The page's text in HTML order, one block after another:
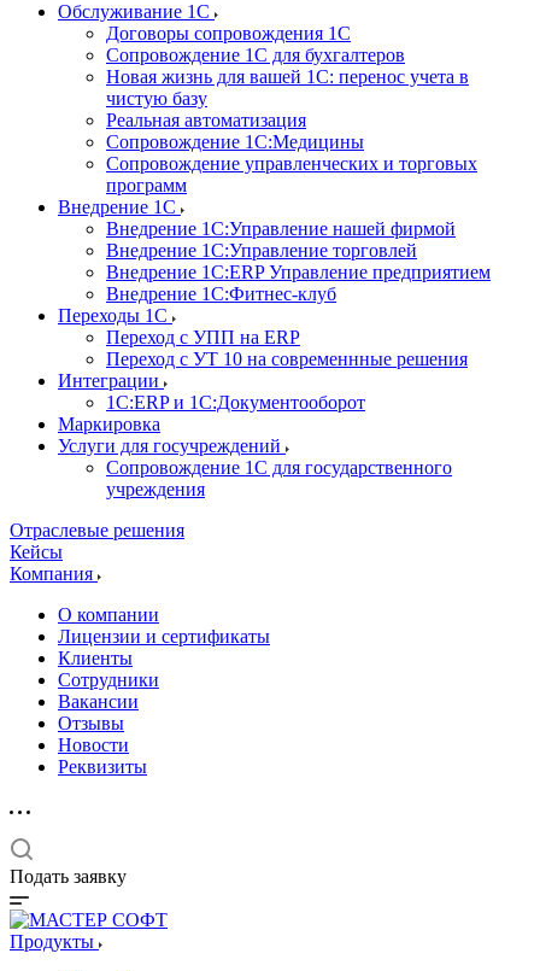
Обслуживание 1С
Договоры сопровождения 1С
Сопровождение 1С для бухгалтеров
Новая жизнь для вашей 1С: перенос учета в
чистую базу
Реальная автоматизация
Сопровождение 1С:Медицины
Сопровождение управленческих и торговых
программ
Внедрение 1С
Внедрение 1С:Управление нашей фирмой
Внедрение 1С:Управление торговлей
Внедрение 1С:ERP Управление предприятием
Внедрение 1С:Фитнес-клуб
Переходы 1С
Переход с УПП на ERP
Переход с УТ 10 на современнные решения
Интеграции
1С:ERP и 1С:Документооборот
Маркировка
Услуги для госучреждений
Сопровождение 1С для государственного
учреждения
Отраслевые решения
Кейсы
Компания
О компании
Лицензии и сертификаты
Клиенты
Сотрудники
Вакансии
Отзывы
Новости
Реквизиты
Подать заявку
Продукты